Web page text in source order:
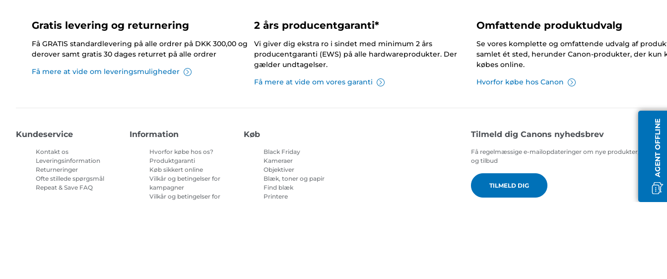
AGENT OFFLINE
Gratis levering og returnering
Få GRATIS standardlevering på alle ordrer på DKK 300,00 og
derover samt gratis 30 dages returret på alle ordrer
Få mere at vide om leveringsmuligheder
2 års producentgaranti*
Vi giver dig ekstra ro i sindet med minimum 2 års
producentgaranti (EWS) på alle hardwareprodukter. Der
gælder undtagelser.
Få mere at vide om vores garanti
Omfattende produktudvalg
Se vores komplette og omfattende udvalg af
samlet ét sted, herunder Canon-produkter, der kun
købes online.
Hvorfor købe hos Canon
Kundeservice
Kontakt os
Leveringsinformation
Returneringer
Ofte stillede spørgsmål
Repeat & Save FAQ
Information
Hvorfor købe hos os?
Produktgaranti
Køb sikkert online
Vilkår og betingelser for
kampagner
Vilkår og betingelser for
Køb
Black Friday
Kameraer
Objektiver
Blæk, toner og papir
Find blæk
Printere
Tilmeld dig Canons nyhedsbrev
Få regelmæssige e-mailopdateringer om nye produkter, nyttige
og tilbud
TILMELD DIG